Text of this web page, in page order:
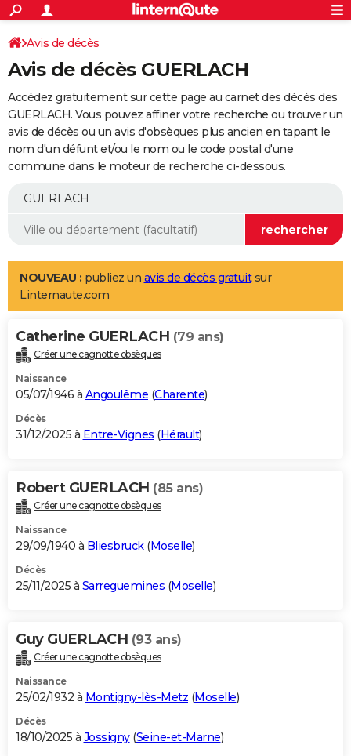
ACTUALITÉS
Politique
Société
Faits Divers
Education
Monde
Villes
+
SPORT
Coupe du monde 2026
Football
Tennis
Cyclisme
Rugby
Forum
Programme TV
TNT
Streaming
Cinéma
Sorties cinéma
Musique
+
FINANCE
Retraite
Epargne
Immobilier
Risques naturels par ville
Banque
Assurance
AUTO
Essais
Réserver un essai
Citadines
Berlines
SUV
Forum auto
+
Mobiles
Meilleur smartphone
Internet
Ordinateurs
Jeux vidéo
Guide high-tech
Aménagement intérieur
LIFESTYLE
Art de vivre
Bien-être
Loisirs
Mode
Modes de vie
Alimentation
Guide de la santé
Maladies
Médicaments
Sommeil
VOYAGE
Destinations
City break
Voyage nature
Voyage de noces
Forum
Climat
+PHOTO
GUIDES D'ACHAT
BONS PLANS
Carte de Noël
Carte Bonne année
Carte Saint-Valentin
Carte Pâques
Carte d'anniversaire
DICTIONNAIRE
Dictionnaire
Biographies
Citations
Expressions
Proverbes
PROGRAMME TV
S'inscrire
Se connecter
Lycées
Collèges
Primaires
Universités
Entreprises
Service militaire
Avis de recherche
AVIS DE DÉCÈS
Bricolage
Lifestyle
Culture
Sport
Auto
Television
Voyage
Cinema
Avis de décès
Avis de décès GUERLACH
Accédez gratuitement sur cette page au carnet des décès des
GUERLACH. Vous pouvez affiner votre recherche ou trouver un
avis de décès ou un avis d'obsèques plus ancien en tapant le
nom d'un défunt et/ou le nom ou le code postal d'une
commune dans le moteur de recherche ci-dessous.
NOUVEAU : publiez un avis de décès gratuitsur
Linternaute.com
Catherine GUERLACH (79 ans)
Créer une cagnotte obsèques
Naissance
05/07/1946 à Angoulême (Charente)
Décès
31/12/2025 à Entre-Vignes (Hérault)
Robert GUERLACH (85 ans)
Créer une cagnotte obsèques
Naissance
29/09/1940 à Bliesbruck(Moselle)
Décès
25/11/2025 à Sarreguemines (Moselle)
Guy GUERLACH (93 ans)
Créer une cagnotte obsèques
Naissance
25/02/1932 à Montigny-lès-Metz (Moselle)
Décès
18/10/2025 à Jossigny(Seine-et-Marne)